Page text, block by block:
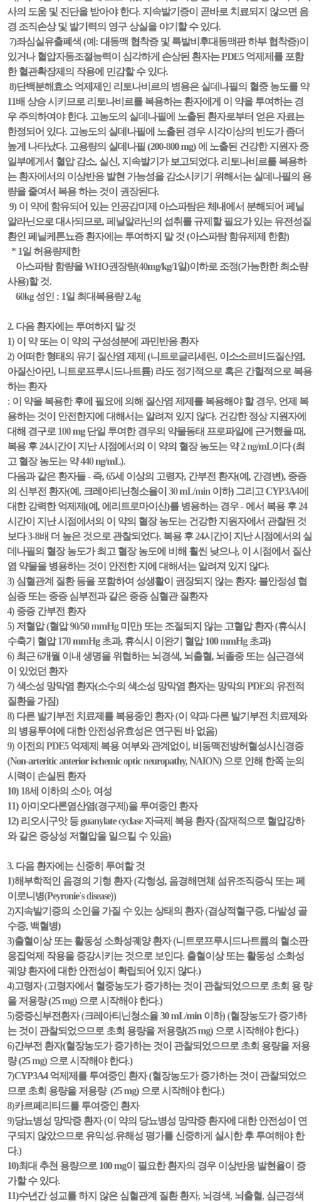
사의 도움 및 진단을 받아야 한다. 지속발기증이 곧바로 치료되지 않으면 음
경 조직손상 및 발기력의 영구 상실을 야기할 수 있다.
7)좌심실유출폐색 (예: 대동맥 협착증 및 특발비후대동맥판 하부 협착증)이
있거나 혈압자동조절능력이 심각하게 손상된 환자는 PDE5 억제제를 포함
한 혈관확장제의 작용에 민감할 수 있다.
8)단백분해효소 억제제인 리토나비르의 병용은 실데나필의 혈중 농도를 약
11배 상승 시키므로 리토나비르를 복용하는 환자에게 이 약을 투여하는 경
우 주의하여야 한다. 고농도의 실데나필에 노출된 환자로부터 얻은 자료는
한정되어 있다. 고농도의 실데나필에 노출된 경우 시각이상의 빈도가 좀더
높게 나타났다. 고용량의 실데나필 (200-800 mg) 에 노출된 건강한 지원자 중
일부에게서 혈압 감소, 실신, 지속발기가 보고되었다. 리토나비르를 복용하
는 환자에서의 이상반응 발현 가능성을 감소시키기 위해서는 실데나필의 용
량을 줄여서 복용 하는 것이 권장된다.
9) 이 약에 함유되어 있는 인공감미제 아스파탐은 체내에서 분해되어 페닐
알라닌으로 대사되므로, 페닐알라닌의 섭취를 규제할 필요가 있는 유전성질
환인 페닐케톤뇨증 환자에는 투여하지 말 것 (아스파탐 함유제제 한함)
* 1일 허용량제한
아스파탐 함량을 WHO권장량(40mg/kg/1일)이하로 조정(가능한한 최소량
사용)할 것.
60kg 성인 : 1일 최대복용량 2.4g
2. 다음 환자에는 투여하지 말 것
1) 이 약 또는 이 약의 구성성분에 과민반응 환자
2) 어떠한 형태의 유기 질산염 제제 (니트로글리세린, 이소소르비드질산염,
아질산아민, 니트로프루시드나트륨) 라도 정기적으로 혹은 간헐적으로 복용
하는 환자
: 이 약을 복용한 후에 필요에 의해 질산염 제제를 복용해야 할 경우, 언제 복
용하는 것이 안전한지에 대해서는 알려져 있지 않다. 건강한 정상 지원자에
대해 경구로 100 mg 단일 투여한 경우의 약물동태 프로파일에 근거했을 때,
복용 후 24시간이 지난 시점에서의 이 약의 혈장 농도는 약 2 ng/mL이다 (최
고 혈장 농도는 약 440 ng/mL).
다음과 같은 환자들 - 즉, 65세 이상의 고령자, 간부전 환자(예, 간경변), 중증
의 신부전 환자(예, 크레아티닌청소율이 30 mL/min 이하) 그리고 CYP3A4에
대한 강력한 억제제(예, 에리트로마이신)를 병용하는 경우 - 에서 복용 후 24
시간이 지난 시점에서의 이 약의 혈장 농도는 건강한 지원자에서 관찰된 것
보다 3-8배 더 높은 것으로 관찰되었다. 복용 후 24시간이 지난 시점에서의 실
데나필의 혈장 농도가 최고 혈장 농도에 비해 훨씬 낮으나, 이 시점에서 질산
염 약물을 병용하는 것이 안전한 지에 대해서는 알려져 있지 않다.
3) 심혈관계 질환 등을 포함하여 성생활이 권장되지 않는 환자: 불안정성 협
심증 또는 중증 심부전과 같은 중증 심혈관 질환자
4) 중증 간부전 환자
5) 저혈압 (혈압 90/50 mmHg 미만) 또는 조절되지 않는 고혈압 환자 (휴식시
수축기 혈압 170 mmHg 초과, 휴식시 이완기 혈압 100 mmHg 초과)
6) 최근 6개월 이내 생명을 위협하는 뇌경색, 뇌출혈, 뇌졸중 또는 심근경색
이 있었던 환자
7) 색소성 망막염 환자(소수의 색소성 망막염 환자는 망막의 PDE의 유전적
질환을 가짐)
8) 다른 발기부전 치료제를 복용중인 환자 (이 약과 다른 발기부전 치료제와
의 병용투여에 대한 안전성유효성은 연구된 바 없음)
9) 이전의 PDE5 억제제 복용 여부와 관계없이, 비동맥전방허혈성시신경증
(Non-arteritic anterior ischemic optic neuropathy, NAION) 으로 인해 한쪽 눈의
시력이 손실된 환자
10) 18세 이하의 소아, 여성
11) 아미오다론염산염(경구제)을 투여중인 환자
12) 리오시구앗 등 guanylate cyclase 자극제 복용 환자 (잠재적으로 혈압강하
와 같은 증상성 저혈압을 일으킬 수 있음)
3. 다음 환자에는 신중히 투여할 것
1)해부학적인 음경의 기형 환자 (각형성, 음경해면체 섬유조직증식 또는 페
이로니병(Peyronie's disease))
2)지속발기증의 소인을 가질 수 있는 상태의 환자 (겸상적혈구증, 다발성 골
수증, 백혈병)
3)출혈이상 또는 활동성 소화성궤양 환자 (니트로프루시드나트륨의 혈소판
응집억제 작용을 증강시키는 것으로 보인다. 출혈이상 또는 활동성 소화성
궤양 환자에 대한 안전성이 확립되어 있지 않다.)
4)고령자 (고령자에서 혈중농도가 증가하는 것이 관찰되었으므로 초회 용 량
을 저용량 (25 mg) 으로 시작해야 한다.)
5)중증신부전환자 (크레아티닌청소율 30 mL/min 이하) (혈장농도가 증가하
는 것이 관찰되었으므로 초회 용량을 저용량(25 mg) 으로 시작해야 한다.)
6)간부전 환자(혈장농도가 증가하는 것이 관찰되었으므로 초회 용량을 저용
량 (25 mg) 으로 시작해야 한다.)
7)CYP3A4 억제제를 투여중인 환자 (혈장농도가 증가하는 것이 관찰되었으
므로 초회 용량을 저용량 (25 mg) 으로 시작해야 한다.)
8)카르페리티드를 투여중인 환자
9)당뇨병성 망막증 환자 (이 약의 당뇨병성 망막증 환자에 대한 안전성이 연
구되지 않았으므로 유익성.유해성 평가를 신중하게 실시한 후 투여해야 한
다.)
10)최대 추천 용량으로 100 mg이 필요한 환자의 경우 이상반응 발현율이 증
가할 수 있다.
11)수년간 성교를 하지 않은 심혈관계 질환 환자, 뇌경색, 뇌출혈, 심근경색